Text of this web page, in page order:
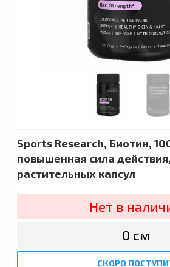
Sports Research, Биотин,
повышенная сила
растительных капсул
Нет в
0 сӯм
СКОРО